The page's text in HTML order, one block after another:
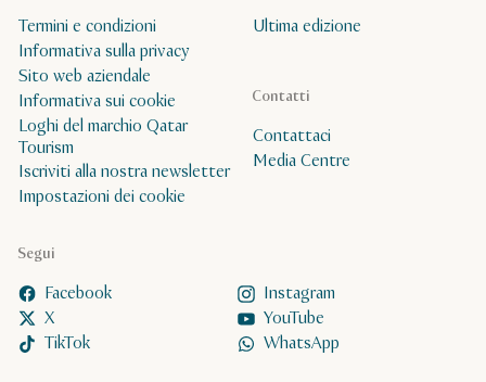
Ultima edizione
Segui
Facebook
Instagram
X
YouTube
TikTok
WhatsApp
Contatti
Contattaci
Media Centre
Termini e condizioni
Informativa sulla privacy
Sito web aziendale
Informativa sui cookie
Loghi del marchio Qatar
Tourism
Iscriviti alla nostra newsletter
Impostazioni dei cookie